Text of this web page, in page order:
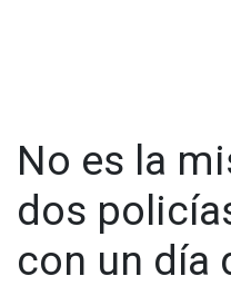
No es la
dos
con un día